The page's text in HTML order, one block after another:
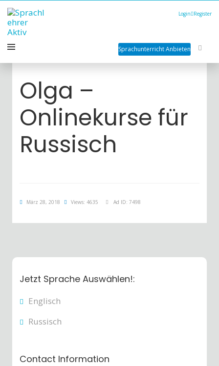
Login Register
Sprachunterricht Anbieten
Olga –
Onlinekurse für
Russisch
März 28, 2018 Views: 4635 Ad ID: 7498
Jetzt Sprache Auswählen!:
Englisch
Russisch
Contact Information